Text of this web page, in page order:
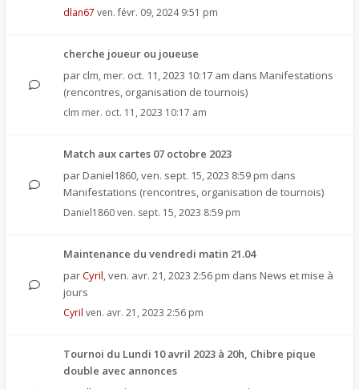
dlan67 ven. févr. 09, 2024 9:51 pm
cherche joueur ou joueuse
par clm, mer. oct. 11, 2023 10:17 am dans Manifestations
(rencontres, organisation de tournois)
clm mer. oct. 11, 2023 10:17 am
Match aux cartes 07 octobre 2023
par Daniel1860,ven. sept. 15, 2023 8:59 pm dans
Manifestations (rencontres, organisation de tournois)
Daniel1860ven. sept. 15, 2023 8:59 pm
Maintenance du vendredi matin 21.04
parCyril,ven. avr. 21, 2023 2:56 pm dans News et mise à
jours
Cyril ven. avr. 21, 2023 2:56 pm
Tournoi du Lundi 10 avril 2023 à 20h, Chibre pique
double avec annonces